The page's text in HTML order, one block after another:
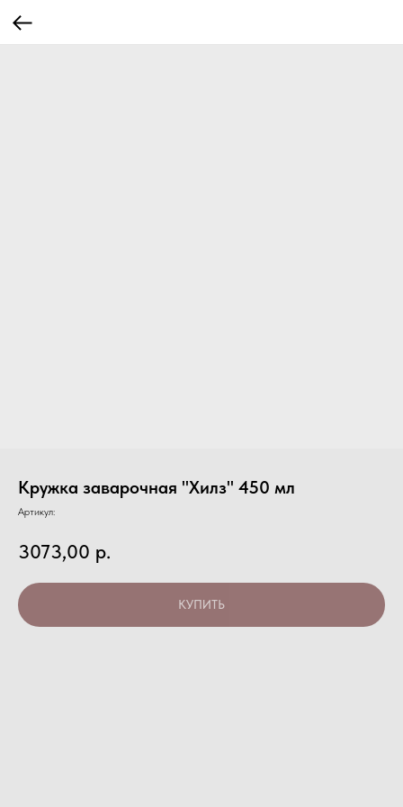
Кружка заварочная "Хилз" 450 мл
Артикул:
3073,00 р.
КУПИТЬ